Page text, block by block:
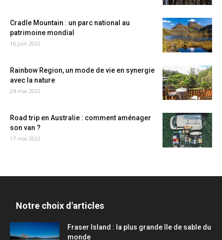
Cradle Mountain : un parc national au
patrimoine mondial
16 juin 2022
Rainbow Region, un mode de vie en synergie
avec la nature
24 mai 2022
Road trip en Australie : comment aménager
son van ?
17 mai 2022
Notre choix d'articles
Fraser Island : la plus grande île de sable du
monde